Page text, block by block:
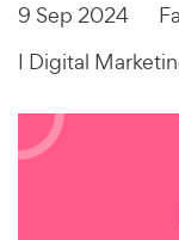
9 Sep 2024
I Digital